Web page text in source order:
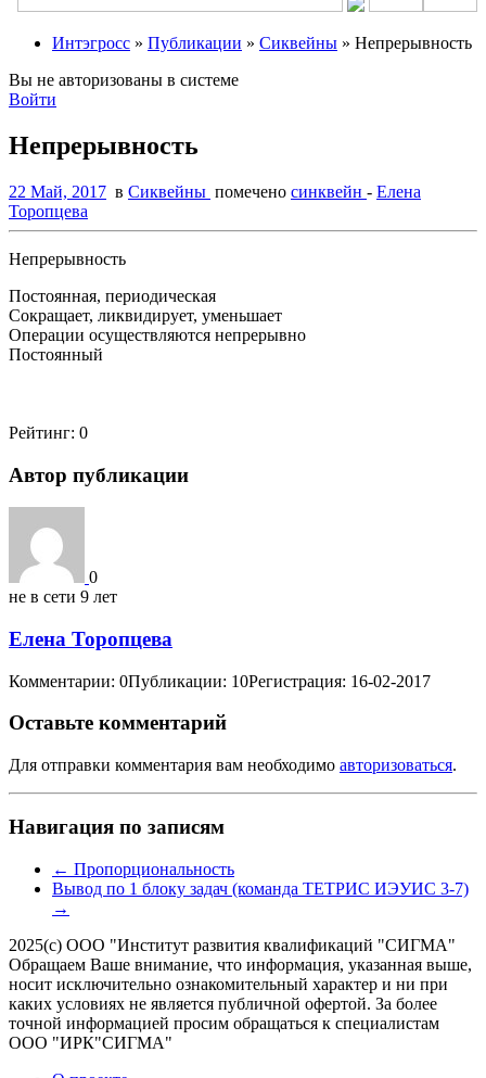
Интэгросс » Публикации » Сиквейны » Непрерывность
Вы не авторизованы в системе
Войти
Непрерывность
22 Май, 2017 в Сиквейны помечено синквейн - Елена
Торопцева
Непрерывность
Постоянная, периодическая
Сокращает, ликвидирует, уменьшает
Операции осуществляются непрерывно
Постоянный
Рейтинг: 0
Автор публикации
0
не в сети 9 лет
Елена Торопцева
Комментарии: 0Публикации: 10Регистрация: 16-02-2017
Оставьте комментарий
Для отправки комментария вам необходимо авторизоваться.
Навигация по записям
← Пропорциональность
Вывод по 1 блоку задач (команда ТЕТРИС ИЭУИС 3-7)
→
2025(с) ООО "Институт развития квалификаций "СИГМА"
Обращаем Ваше внимание, что информация, указанная выше,
носит исключительно ознакомительный характер и ни при
каких условиях не является публичной офертой. За более
точной информацией просим обращаться к специалистам
ООО "ИРК"СИГМА"